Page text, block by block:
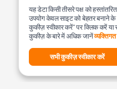
यह डेटा किसी तीसरे पक्ष को
उपयोग केवल साइट को बेहतर बनाने के
कुकीज़ स्वीकार करें" पर क्लिक करें या
कुकीज़ के बारे में अधिक जानेंव्यक्तिगत
सभी कुकीज़ स्वीकार करें